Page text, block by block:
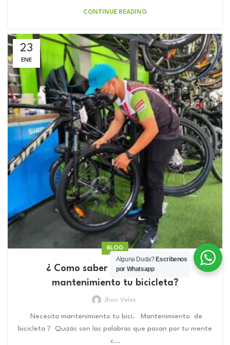
CONTINUE READING
23
ENE
BLOG
¿ Como saber cuando necesita
mantenimiento tu bicicleta?
Jhon Velez
Necesita mantenimiento tu bici. Mantenimiento de
bicicleta ? Quizás son las palabras que pasan por tu mente
c...
Alguna Duda? Escribenos
por Whatsapp